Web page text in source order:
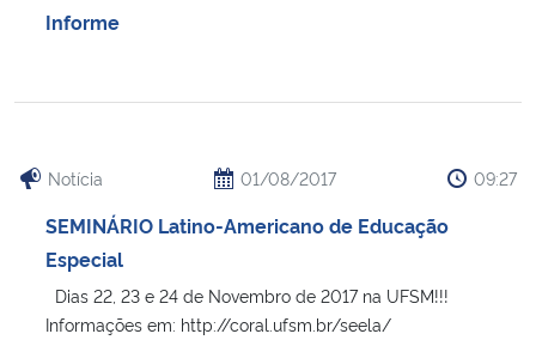
Secretaria-Geral
Advocacia-Geral da União
Informe
Notícia 01/08/2017 09:27
SEMINÁRIO Latino-Americano de Educação
Especial
Dias 22, 23 e 24 de Novembro de 2017 na UFSM!!!
Informações em: http://coral.ufsm.br/seela/